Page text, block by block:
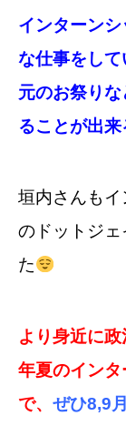
インターン
な仕事をして
元のお祭り
ることが出来
垣内さんもイ
のドットジェ
た
より身近に
年夏のイン
で、 ぜひ8,9